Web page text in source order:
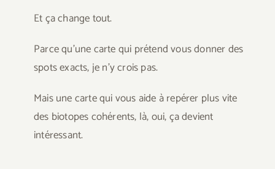
Et ça change tout.
Parce qu’une carte qui prétend vous donner des
spots exacts, je n’y crois pas.
Mais une carte qui vous aide à repérer plus vite
des biotopes cohérents, là, oui, ça devient
intéressant.